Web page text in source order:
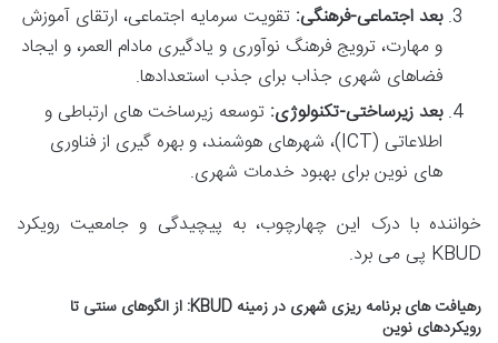
بعد اجتماعی-فرهنگی: تقویت سرمایه اجتماعی، ارتقای آموزش
و مهارت، ترویج فرهنگ نوآوری و یادگیری مادام العمر، و ایجاد
فضاهای شهری جذاب برای جذب استعدادها.
بعد زیرساختی-تکنولوژی: توسعه زیرساخت های ارتباطی و
اطلاعاتی (ICT)، شهرهای هوشمند، و بهره گیری از فناوری
های نوین برای بهبود خدمات شهری.
خواننده با درک این چهارچوب، به پیچیدگی و جامعیت رویکرد
KBUD پی می برد.
رهیافت های برنامه ریزی شهری در زمینه KBUD: از الگوهای سنتی تا
رویکردهای نوین